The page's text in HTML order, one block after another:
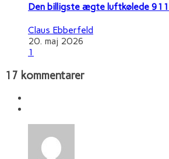
Den billigste ægte luftkølede
Claus Ebberfeld
20. maj 2026
1
17 kommentarer